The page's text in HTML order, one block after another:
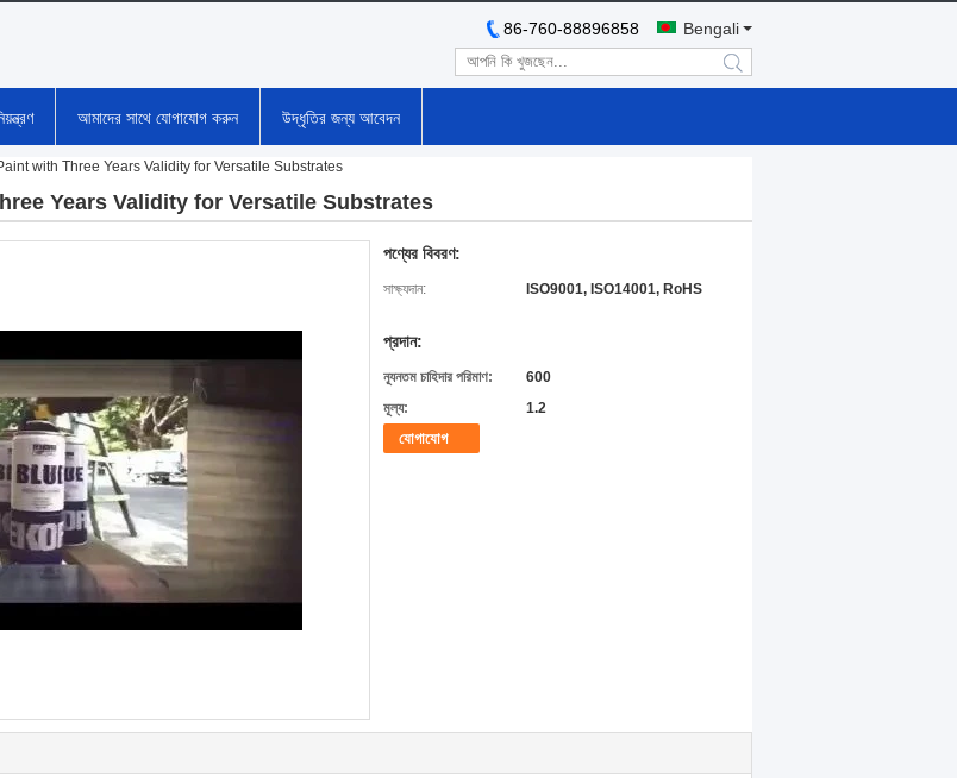
Bengali
86-760-88896858
search
আমাদের সাথে যোগাযোগ করুন উদ্ধৃতির জন্য আবেদন
with Three Years Validity for Versatile Substrates
Years Validity for Versatile Substrates
পণ্যের বিবরণ:
সাক্ষ্যদান: ISO9001, ISO14001, RoHS
প্রদান:
ন্যূনতম চাহিদার পরিমাণ:
600
মূল্য:
1.2
যোগাযোগ